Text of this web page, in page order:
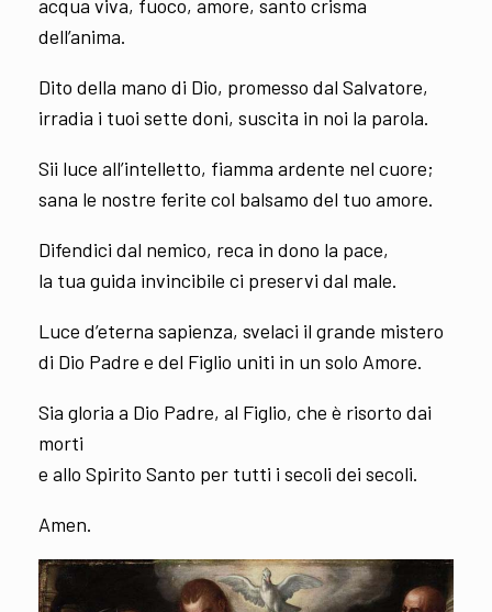
acqua viva, fuoco, amore, santo crisma
dell’anima.
Dito della mano di Dio, promesso dal Salvatore,
irradia i tuoi sette doni, suscita in noi la parola.
Sii luce all’intelletto, fiamma ardente nel cuore;
sana le nostre ferite col balsamo del tuo amore.
Difendici dal nemico, reca in dono la pace,
la tua guida invincibile ci preservi dal male.
Luce d’eterna sapienza, svelaci il grande mistero
di Dio Padre e del Figlio uniti in un solo Amore.
Sia gloria a Dio Padre, al Figlio, che è risorto dai
morti
e allo Spirito Santo per tutti i secoli dei secoli.
Amen.